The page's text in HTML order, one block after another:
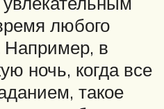
любого
Например, в
ночь, когда все
такое